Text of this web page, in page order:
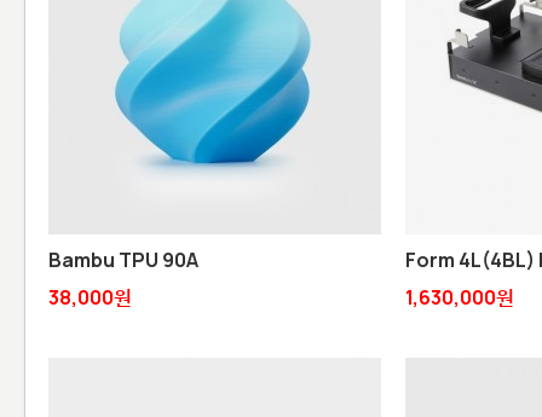
Bambu TPU 90A
38,000원
Form
1,630,000원